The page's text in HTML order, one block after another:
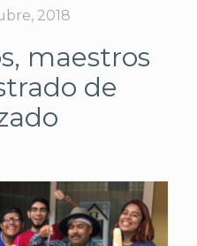
2018
maestros
de